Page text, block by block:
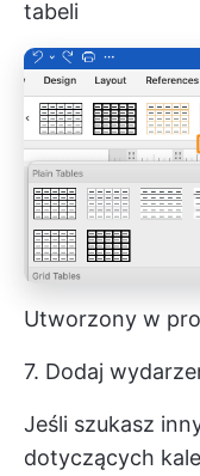
tabeli
Utworzony w
7. Dodaj
Jeśli szukasz
dotyczących